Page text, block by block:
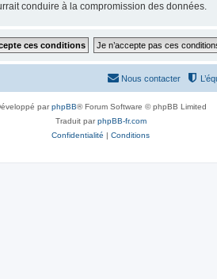
conduire à la compromission des données.
Nous contacter
parphpBB® Forum Software © phpBB Limited
Traduit parphpBB-fr.com
Confidentialité | Conditions